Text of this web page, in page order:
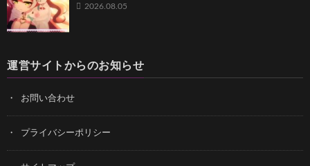
2026.08.05
運営サイトからのお知らせ
お問い合わせ
プライバシーポリシー